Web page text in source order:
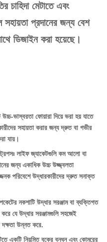
চাহিদা মেটাতে এবং
সহায়তা প্রদানের জন্য বেশ
ডিজাইন করা হয়েছে।
ভাস্বরতা ফোয়ারা দিয়ে ভরা হয় যাতে
সহায়তা করার জন্য দ্রুত বা গভীর
যায়।
লাইফ জ্যাকেটগুলি কম আলো বা
জন্য একাধিক উচ্চ উজ্জ্বলতা
পরিবেশে উদ্ধারকারীদের দ্রুত সনাক্ত
নকশাটি উদ্ধার সরঞ্জাম বা ব্যক্তিগত
যে উদ্ধার সরঞ্জামগুলি সহজেই
দক্ষতা উন্নত করে.
একটি নিয়মিত বুকের বন্ধন এবং কোমরের